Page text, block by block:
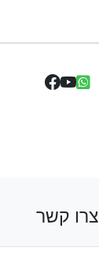
צרו קשר